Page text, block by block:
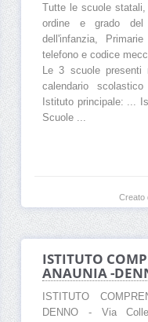
Tutte le scuole
ordine e grado del
dell'infanzia,
telefono e codice
Le 3 scuole presenti
calendario
Istituto principale: ...
Scuole ...
Creato
ISTITUTO
ANAUNIA -
ISTITUTO
DENNO - Via